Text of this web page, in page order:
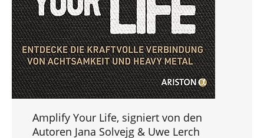
Amplify Your Life, signiert von den
Autoren Jana Solvejg & Uwe Lerch